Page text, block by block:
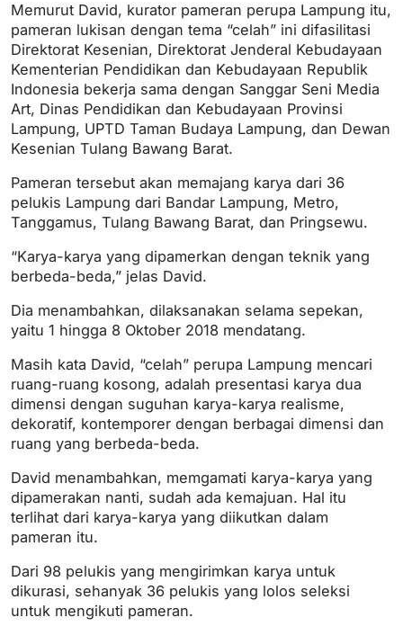
Memurut David, kurator pameran perupa Lampung itu,
pameran lukisan dengan tema “celah” ini difasilitasi
Direktorat Kesenian, Direktorat Jenderal Kebudayaan
Kementerian Pendidikan dan Kebudayaan Republik
Indonesia bekerja sama dengan Sanggar Seni Media
Art, Dinas Pendidikan dan Kebudayaan Provinsi
Lampung, UPTD Taman Budaya Lampung, dan Dewan
Kesenian Tulang Bawang Barat.
Pameran tersebut akan memajang karya dari 36
pelukis Lampung dari Bandar Lampung, Metro,
Tanggamus, Tulang Bawang Barat, dan Pringsewu.
“Karya-karya yang dipamerkan dengan teknik yang
berbeda-beda,” jelas David.
Dia menambahkan, dilaksanakan selama sepekan,
yaitu 1 hingga 8 Oktober 2018 mendatang.
Masih kata David, “celah” perupa Lampung mencari
ruang-ruang kosong, adalah presentasi karya dua
dimensi dengan suguhan karya-karya realisme,
dekoratif, kontemporer dengan berbagai dimensi dan
ruang yang berbeda-beda.
David menambahkan, memgamati karya-karya yang
dipamerakan nanti, sudah ada kemajuan. Hal itu
terlihat dari karya-karya yang diikutkan dalam
pameran itu.
Dari 98 pelukis yang mengirimkan karya untuk
dikurasi, sehanyak 36 pelukis yang lolos seleksi
untuk mengikuti pameran.